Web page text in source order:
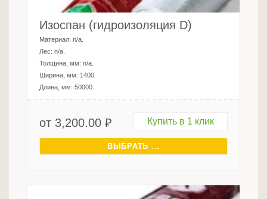
Изоспан (гидроизоляция D)
Материал: n/a
Лес: n/a
Толщина, мм: n/a
Ширина, мм: 1400
Длина, мм: 50000
от 3,200.00 ₽ Купить в 1 клик
ВЫБРАТЬ ...